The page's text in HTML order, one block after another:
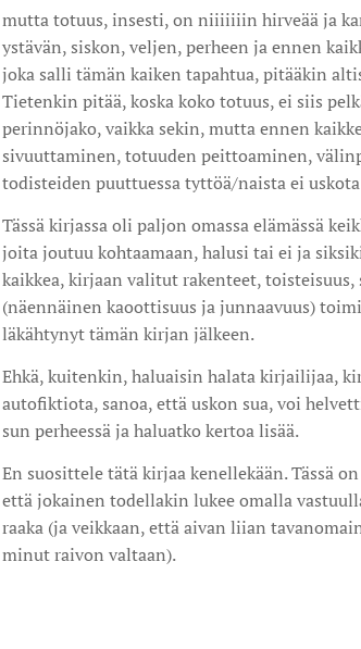
mutta totuus, insesti, on niiiiiiin hirveää ja
ystävän, siskon, veljen, perheen ja ennen
joka salli tämän kaiken tapahtua, pitääkin
Tietenkin pitää, koska koko totuus, ei siis
perinnöjako, vaikka sekin, mutta ennen
sivuuttaminen, totuuden peittoaminen,
todisteiden puuttuessa tyttöä/naista ei
Tässä kirjassa oli paljon omassa elämässä
joita joutuu kohtaamaan, halusi tai ei ja
kaikkea, kirjaan valitut rakenteet, toisteisuus,
(näennäinen kaoottisuus ja junnaavuus)
läkähtynyt tämän kirjan jälkeen.
Ehkä, kuitenkin, haluaisin halata kirjailijaa,
autofiktiota, sanoa, että uskon sua, voi
sun perheessä ja haluatko kertoa lisää.
En suosittele tätä kirjaa kenellekään. Tässä
että jokainen todellakin lukee omalla
raaka (ja veikkaan, että aivan liian
minut raivon valtaan).